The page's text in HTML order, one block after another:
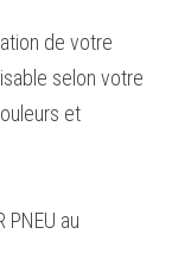
de votre
selon votre
et
PNEU au